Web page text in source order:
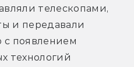
телескопами,
и передавали
с появлением
технологий